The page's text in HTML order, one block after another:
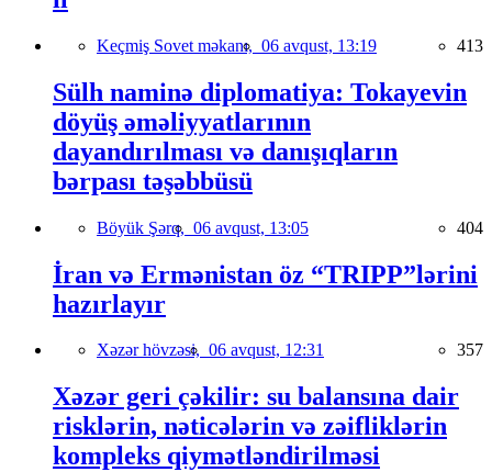
Keçmiş Sovet məkanı, 06 avqust, 13:19 413
Sülh naminə diplomatiya: Tokayevin
döyüş əməliyyatlarının
dayandırılması və danışıqların
bərpası təşəbbüsü
Böyük Şərq, 06 avqust, 13:05 404
İran və Ermənistan öz “TRIPP”lərini
hazırlayır
Xəzər hövzəsi, 06 avqust, 12:31 357
Xəzər geri çəkilir: su balansına dair
risklərin, nəticələrin və zəifliklərin
kompleks qiymətləndirilməsi